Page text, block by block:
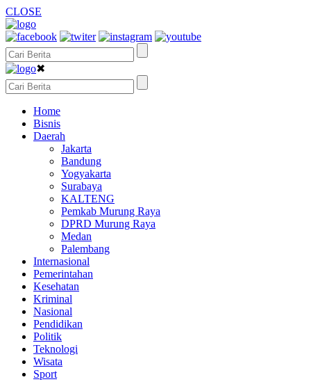
CLOSE
✖
Home
Bisnis
Daerah
Jakarta
Bandung
Yogyakarta
Surabaya
KALTENG
Pemkab Murung Raya
DPRD Murung Raya
Medan
Palembang
Internasional
Pemerintahan
Kesehatan
Kriminal
Nasional
Pendidikan
Politik
Teknologi
Wisata
Sport